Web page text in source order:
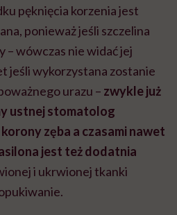
pęknięcia korzenia jest
ponieważ jeśli szczelina
– wówczas nie widać jej
jeśli wykorzystana zostanie
urazu – zwykle już
ustnej stomatolog
zęba a czasami nawet
jest też dodatnia
i ukrwionej tkanki